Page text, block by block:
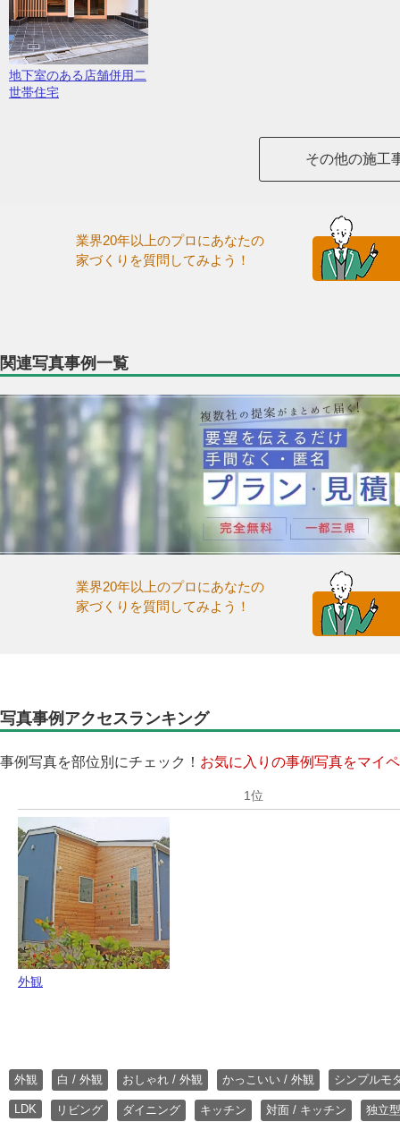
地下室のある店舗併用二
世帯住宅
その他の施工
業界20年以上のプロにあなたの
家づくりを質問してみよう！
関連写真事例一覧
業界20年以上のプロにあなたの
家づくりを質問してみよう！
写真事例アクセスランキング
事例写真を部位別にチェック！ お気に入りの事例写真をマイ
外観
外観 白 / 外観 おしゃれ / 外観 かっこいい / 外観 シンプルモ
LDK リビング ダイニング キッチン 対面 / キッチン 独立